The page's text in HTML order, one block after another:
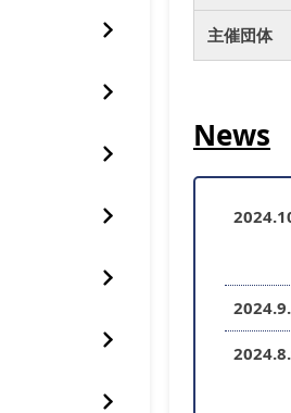
主催団体
News